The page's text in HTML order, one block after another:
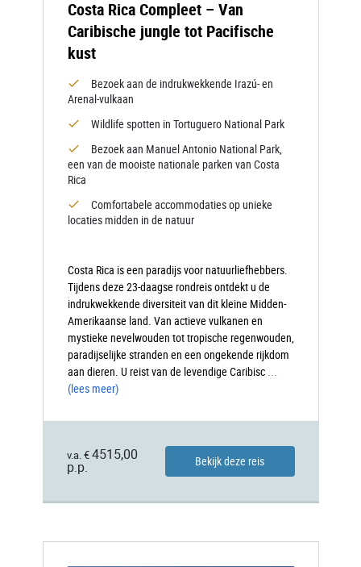
Costa Rica Compleet – Van
Caribische jungle tot Pacifische
kust
Bezoek aan de indrukwekkende Irazú- en
Arenal-vulkaan
Wildlife spotten in Tortuguero National Park
Bezoek aan Manuel Antonio National Park,
een van de mooiste nationale parken van Costa
Rica
Comfortabele accommodaties op unieke
locaties midden in de natuur
Costa Rica is een paradijs voor natuurliefhebbers.
Tijdens deze 23-daagse rondreis ontdekt u de
indrukwekkende diversiteit van dit kleine Midden-
Amerikaanse land. Van actieve vulkanen en
mystieke nevelwouden tot tropische regenwouden,
paradijselijke stranden en een ongekende rijkdom
aan dieren. U reist van de levendige Caribisc ...
(lees meer)
v.a. € 4515,00
p.p.
Bekijk deze reis